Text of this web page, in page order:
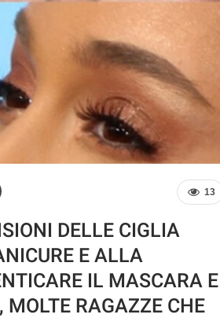
13
DELLE CIGLIA
E ALLA
IL MASCARA E
RAGAZZE CHE